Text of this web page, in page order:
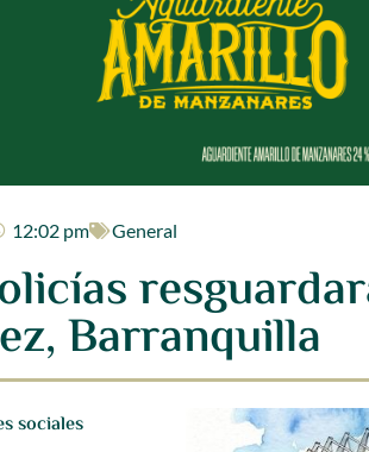
12:02 pm General
Barranquilla
sociales